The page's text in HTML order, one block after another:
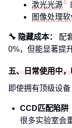
激光光源
图像处理
🔧 隐藏成本：
配
0%，但能显著提
五、日常使用中，
即使拥有顶级设
CCD匹配陷阱
很多实验室会